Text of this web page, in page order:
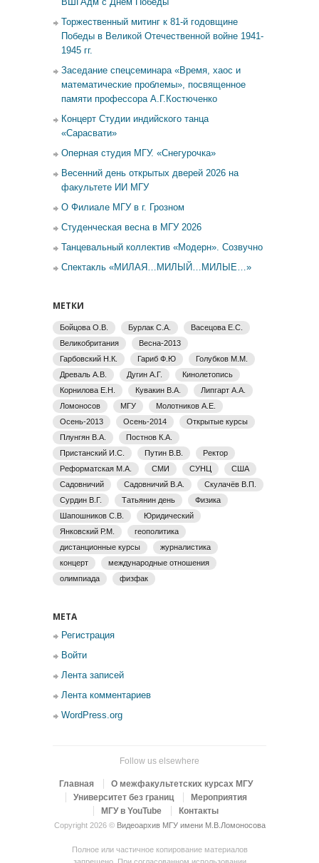
Торжественный митинг к 81-й годовщине
Победы в Великой Отечественной войне 1941-
1945 гг.
Заседание спецсеминара «Время, хаос и
математические проблемы», посвященное
памяти профессора А.Г.Костюченко
Концерт Студии индийского танца
«Сарасвати»
Оперная студия МГУ. «Снегурочка»
Весенний день открытых дверей 2026 на
факультете ИИ МГУ
О Филиале МГУ в г. Грозном
Студенческая весна в МГУ 2026
Танцевальный коллектив «Модерн». Созвучно
Спектакль «МИЛАЯ…МИЛЫЙ…МИЛЫЕ…»
МЕТКИ
Бойцова О.В. Бурлак С.А.
Васецова Е.С.
Великобритания
Весна-2013
Гарбовский Н.К.
Гариб Ф.Ю
Голубков М.М.
Древаль А.В.
Дугин А.Г.
Кинолетопись
Корнилова Е.Н.
Кувакин В.А.
Липгарт А.А.
Ломоносов
МГУ
Молотников А.Е.
Осень-2013
Осень-2014
Открытые курсы
Плунгян В.А.
Постнов К.А.
Пристанский И.С.
Путин В.В.
Ректор
Реформатская М.А.
СМИ СУНЦ
США
Садовничий
Садовничий В.А.
Скулачёв В.П.
Сурдин В.Г.
Татьянин день
Физика
Шапошников С.В.
Юридический
Янковский Р.М.
геополитика
дистанционные курсы
журналистика
концерт
международные отношения
олимпиада
физфак
МЕТА
Регистрация
Войти
Лента записей
Лента комментариев
WordPress.org
Follow us elsewhere
Главная
О межфакультетских курсах МГУ
Университет без границ
Мероприятия
МГУ в YouTube
Контакты
Copyright 2026 © Видеоархив МГУ имени М.В.Ломоносова
Полное или частичное копирование материалов